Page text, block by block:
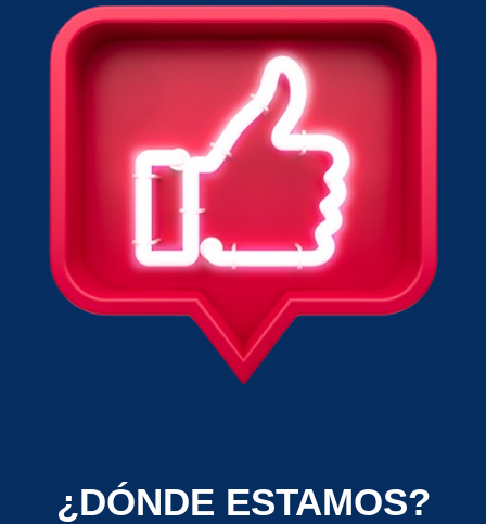
¿DÓNDE ESTAMOS?